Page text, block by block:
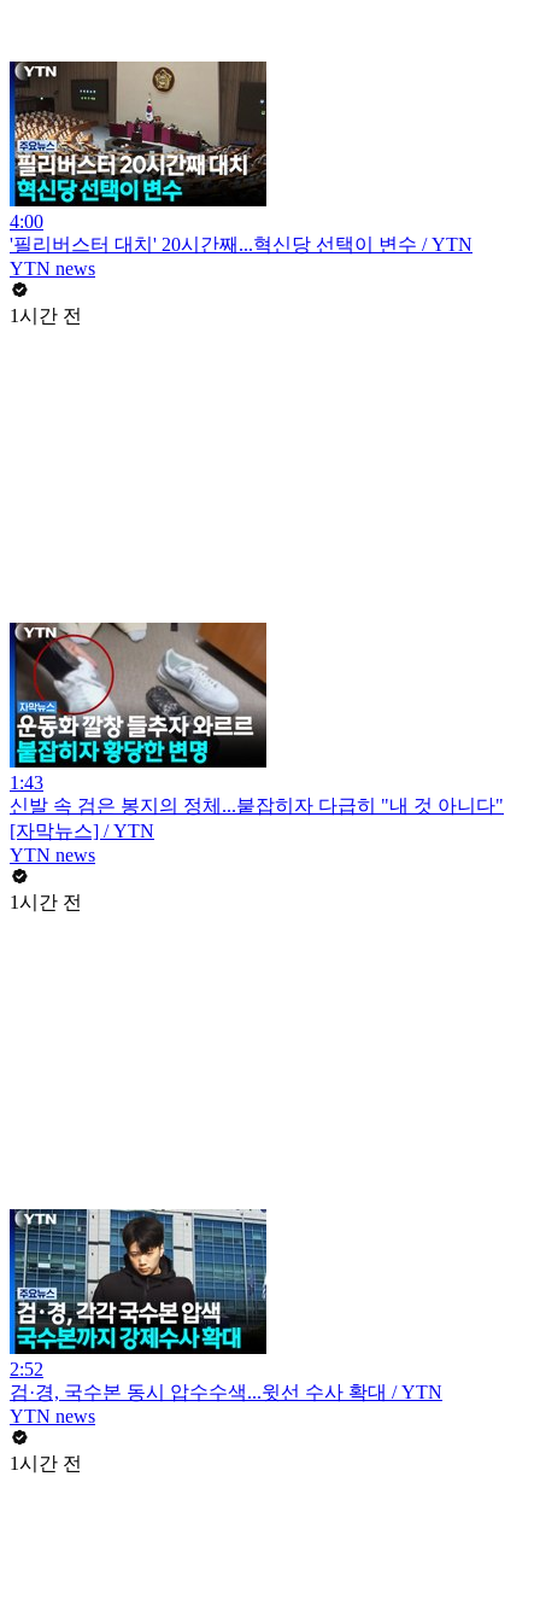
4:00
'필리버스터 대치' 20시간째...혁신당 선택이 변수 / YTN
YTN news
1시간 전
1:43
신발 속 검은 봉지의 정체...붙잡히자 다급히 "내 것 아니다"
[자막뉴스] / YTN
YTN news
1시간 전
2:52
검·경, 국수본 동시 압수수색...윗선 수사 확대 / YTN
YTN news
1시간 전